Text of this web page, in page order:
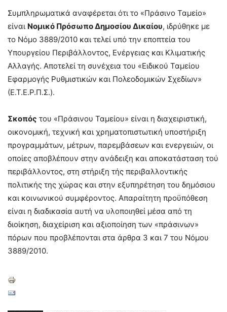
Συμπληρωματικά αναφέρεται ότι το «Πράσινο Ταμείο»
είναι Νομικό Πρόσωπο Δημοσίου Δικαίου, ιδρύθηκε με
το Νόμο 3889/2010 και τελεί υπό την εποπτεία του
Υπουργείου Περιβάλλοντος, Ενέργειας και Κλιματικής
Αλλαγής. Αποτελεί τη συνέχεια του «Ειδικού Ταμείου
Εφαρμογής Ρυθμιστικών και Πολεοδομικών Σχεδίων»
(Ε.Τ.Ε.Ρ.Π.Σ.).
Σκοπός του «Πράσινου Ταμείου» είναι η διαχειριστική,
οικονομική, τεχνική και χρηματοπιστωτική υποστήριξη
προγραμμάτων, μέτρων, παρεμβάσεων και ενεργειών, οι
οποίες αποβλέπουν στην ανάδειξη και αποκατάσταση τού
περιβάλλοντος, στη στήριξη τής περιβαλλοντικής
πολιτικής της χώρας και στην εξυπηρέτηση του δημόσιου
και κοινωνικού συμφέροντος. Απαραίτητη προϋπόθεση
είναι η διαδικασία αυτή να υλοποιηθεί μέσα από τη
διοίκηση, διαχείριση και αξιοποίηση των «πράσινων»
πόρων που προβλέπονται στα άρθρα 3 και 7 του Νόμου
3889/2010.